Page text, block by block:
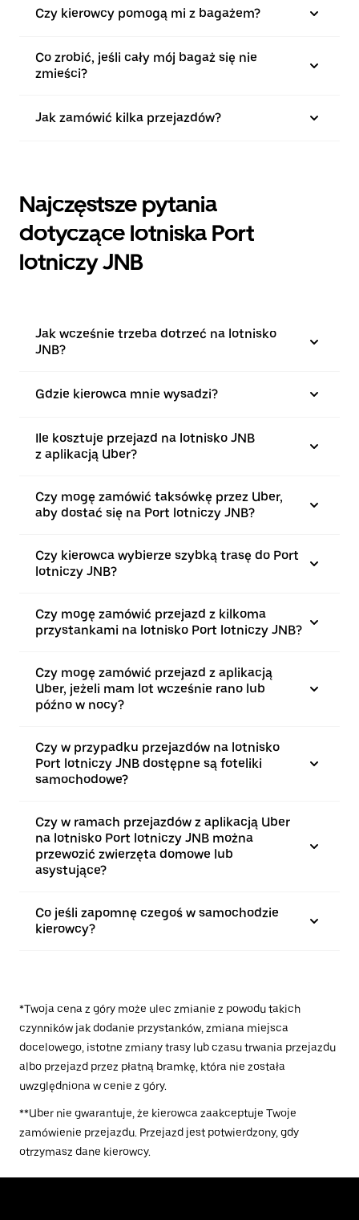
Czy kierowcy pomogą mi z bagażem?
Co zrobić, jeśli cały mój bagaż się nie
zmieści?
Jak zamówić kilka przejazdów?
Najczęstsze pytania
dotyczące lotniska Port
lotniczy JNB
Jak wcześnie trzeba dotrzeć na lotnisko
JNB?
Gdzie kierowca mnie wysadzi?
Ile kosztuje przejazd na lotnisko JNB
z aplikacją Uber?
Czy mogę zamówić taksówkę przez Uber,
aby dostać się na Port lotniczy JNB?
Czy kierowca wybierze szybką trasę do Port
lotniczy JNB?
Czy mogę zamówić przejazd z kilkoma
przystankami na lotnisko Port lotniczy JNB?
Czy mogę zamówić przejazd z aplikacją
Uber, jeżeli mam lot wcześnie rano lub
późno w nocy?
Czy w przypadku przejazdów na lotnisko
Port lotniczy JNB dostępne są foteliki
samochodowe?
Czy w ramach przejazdów z aplikacją Uber
na lotnisko Port lotniczy JNB można
przewozić zwierzęta domowe lub
asystujące?
Co jeśli zapomnę czegoś w samochodzie
kierowcy?
*Twoja cena z góry może ulec zmianie z powodu takich
czynników jak dodanie przystanków, zmiana miejsca
docelowego, istotne zmiany trasy lub czasu trwania przejazdu
albo przejazd przez płatną bramkę, która nie została
uwzględniona w cenie z góry.
**Uber nie gwarantuje, że kierowca zaakceptuje Twoje
zamówienie przejazdu. Przejazd jest potwierdzony, gdy
otrzymasz dane kierowcy.